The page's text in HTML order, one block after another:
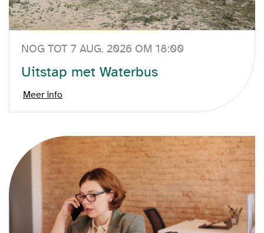
NOG TOT 7 AUG. 2026 OM 18:00
Uitstap met Waterbus
Meer info